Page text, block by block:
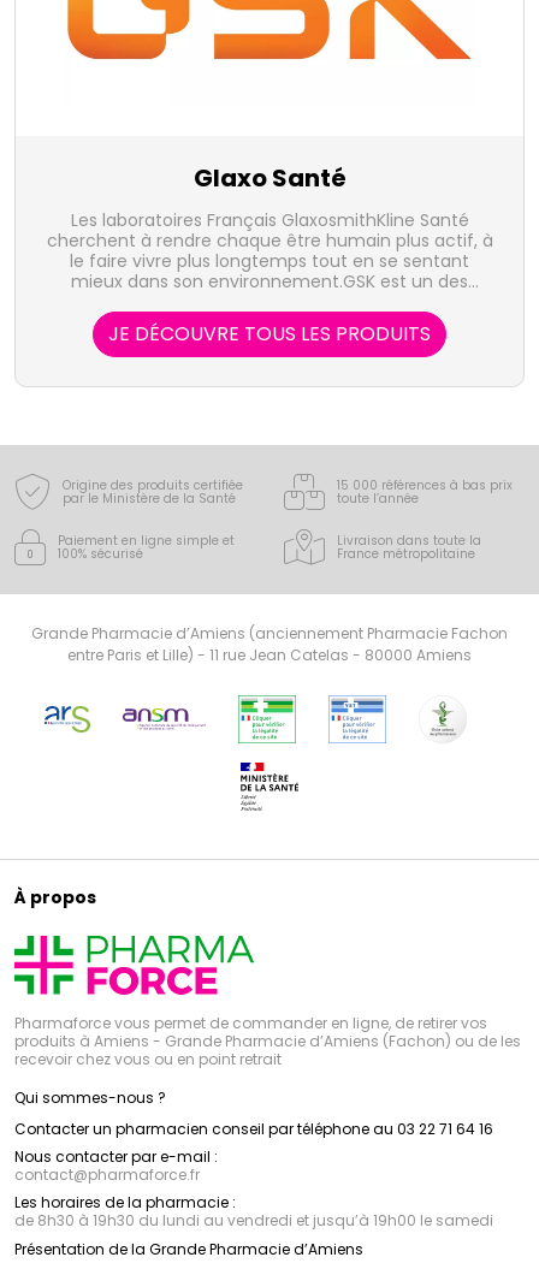
Glaxo Santé
Les laboratoires Français GlaxosmithKline Santé
cherchent à rendre chaque être humain plus actif, à
le faire vivre plus longtemps tout en se sentant
mieux dans son environnement.GSK est un des
des médicaments innovants et des vaccins dans de
nombreux domaines thérapeutiques. Le laboratoire
occupe également une place prépondérante en
dermatologie, en hygiène bucco-dentaire et en
JE DÉCOUVRE TOUS LES PRODUITS
Origine des produits certifiée
par le Ministère de la Santé
15 000 références à bas prix
toute l’année
Paiement en ligne simple et
100% sécurisé
Livraison dans toute la
France métropolitaine
Grande Pharmacie d’Amiens (anciennement Pharmacie Fachon
entre Paris et Lille) - 11 rue Jean Catelas - 80000 Amiens
À propos
Pharmaforce vous permet de commander en ligne, de retirer vos
produits à Amiens - Grande Pharmacie d’Amiens (Fachon) ou de les
recevoir chez vous ou en point retrait
Qui sommes-nous ?
Contacter un pharmacien conseil par téléphone au 03 22 71 64 16
Nous contacter par e-mail :
contact@pharmaforce.fr
Les horaires de la pharmacie :
de 8h30 à 19h30 du lundi au vendredi et jusqu’à 19h00 le samedi
Présentation de la Grande Pharmacie d’Amiens